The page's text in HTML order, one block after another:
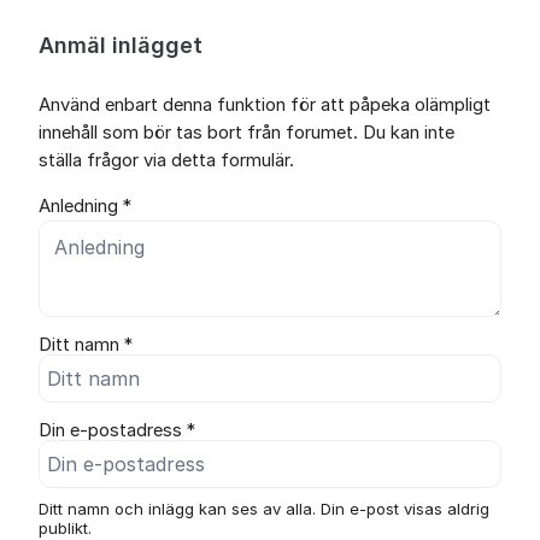
Anmäl inlägget
Använd enbart denna funktion för att påpeka olämpligt
innehåll som bör tas bort från forumet. Du kan inte
ställa frågor via detta formulär.
Anledning *
Ditt namn *
Din e-postadress *
Ditt namn och inlägg kan ses av alla. Din e-post visas aldrig
publikt.